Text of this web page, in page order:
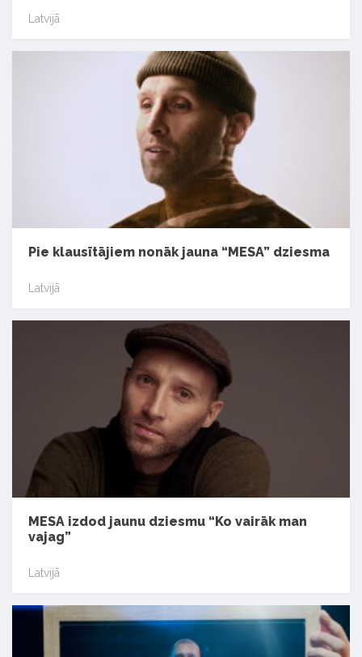
Latvijā
Pie klausītājiem nonāk jauna “MESA” dziesma
Latvijā
MESA izdod jaunu dziesmu “Ko vairāk man
vajag”
Latvijā